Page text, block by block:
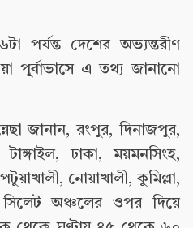
পর্যন্ত দেশের অভ্যন্তরীণ
পূর্বাভাসে এ তথ্য জানানো
জানান, রংপুর, দিনাজপুর,
ঢাকা, ময়মনসিংহ,
নোয়াখালী, কুমিল্লা,
সিলেট অঞ্চলের ওপর দিয়ে